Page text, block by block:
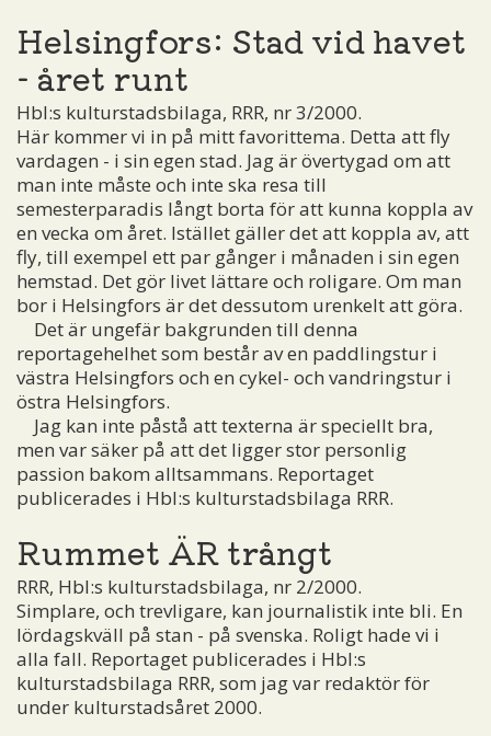
Helsingfors: Stad vid havet
- året runt
Hbl:s kulturstadsbilaga, RRR, nr 3/2000.
Här kommer vi in på mitt favorittema. Detta att fly
vardagen - i sin egen stad. Jag är övertygad om att
man inte måste och inte ska resa till
semesterparadis långt borta för att kunna koppla av
en vecka om året. Istället gäller det att koppla av, att
fly, till exempel ett par gånger i månaden i sin egen
hemstad. Det gör livet lättare och roligare. Om man
bor i Helsingfors är det dessutom urenkelt att göra.
Det är ungefär bakgrunden till denna
reportagehelhet som består av en paddlingstur i
västra Helsingfors och en cykel- och vandringstur i
östra Helsingfors.
Jag kan inte påstå att texterna är speciellt bra,
men var säker på att det ligger stor personlig
passion bakom alltsammans. Reportaget
publicerades i Hbl:s kulturstadsbilaga RRR.
Rummet ÄR trångt
RRR, Hbl:s kulturstadsbilaga, nr 2/2000.
Simplare, och trevligare, kan journalistik inte bli. En
lördagskväll på stan - på svenska. Roligt hade vi i
alla fall. Reportaget publicerades i Hbl:s
kulturstadsbilaga RRR, som jag var redaktör för
under kulturstadsåret 2000.